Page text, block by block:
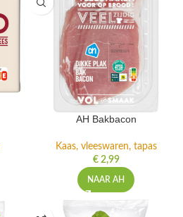
AH Bakbacon
Kaas, vleeswaren, tapas
€2,99
NAAR AH